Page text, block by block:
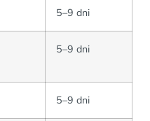
5–9 dni
5–9 dni
5–9 dni